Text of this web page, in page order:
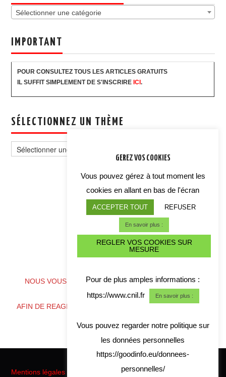
Sélectionner une catégorie
IMPORTANT
POUR CONSULTEZ TOUS LES ARTICLES GRATUITS
IL SUFFIT SIMPLEMENT DE S'INSCRIRE ICI.
SÉLECTIONNEZ UN THÈME
un
thème
ALERTE CYBER CRISE
NOUS VOUS CONSEILLONS DE TELECHARGER NOS
COORDONNES
AFIN DE REAGIR RAPIDEMENT EN CAS DE CRISE CYBER
Mentions légales
GEREZ VOS COOKIES
Vous pouvez gérez à tout moment les
cookies en allant en bas de l'écran
ACCEPTER TOUT REFUSER
En savoir plus :
REGLER VOS COOKIES SUR
MESURE
Pour de plus amples informations :
https://www.cnil.fr
En savoir plus :
Vous pouvez regarder notre politique sur
les données personnelles
https://goodinfo.eu/donnees-
personnelles/